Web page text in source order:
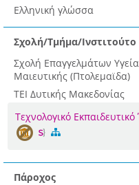
Ελληνική γλώσσα
Σχολή/Τμήμα/Ινστιτούτο
Σχολή Επαγγελμάτων
Μαιευτικής (Πτολεμαϊδα)
ΤΕΙ Δυτικής Μακεδονίας
Τεχνολογικό
Πάροχος